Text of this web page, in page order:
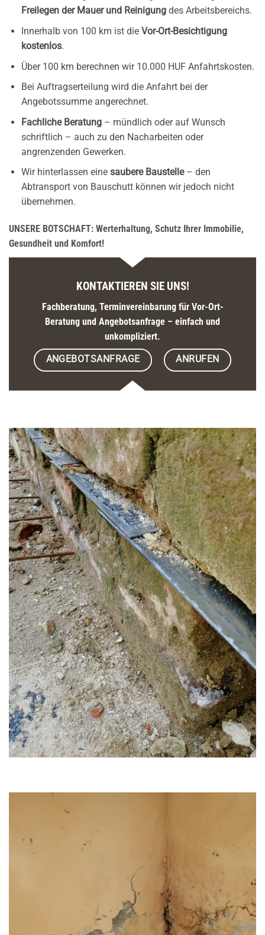
Freilegen der Mauer und Reinigungdes Arbeitsbereichs.
Innerhalb von 100 km ist die Vor-Ort-Besichtigung
kostenlos.
Über 100 km berechnen wir 10.000 HUF Anfahrtskosten.
Bei Auftragserteilung wird die Anfahrt bei der
Angebotssumme angerechnet.
Fachliche Beratung– mündlich oder auf Wunsch
schriftlich – auch zu den Nacharbeiten oder
angrenzenden Gewerken.
Wir hinterlassen eine saubere Baustelle– den
Abtransport von Bauschutt können wir jedoch nicht
übernehmen.
UNSERE BOTSCHAFT: Werterhaltung, Schutz Ihrer Immobilie,
Gesundheit und Komfort!
KONTAKTIEREN SIE UNS!
Fachberatung, Terminvereinbarung für Vor-Ort-
Beratung und Angebotsanfrage – einfach und
unkompliziert.
ANGEBOTSANFRAGE ANRUFEN